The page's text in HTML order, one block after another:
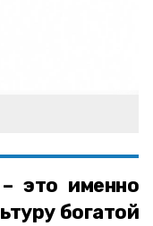
это именно
богатой